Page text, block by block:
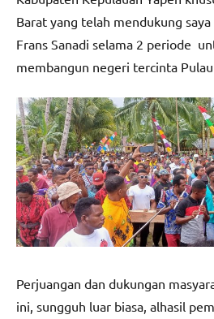
Barat yang telah mendukung
Frans Sanadi selama 2 periode
membangun negeri tercinta Pulau
Perjuangan dan dukungan
ini, sungguh luar biasa, alhasil